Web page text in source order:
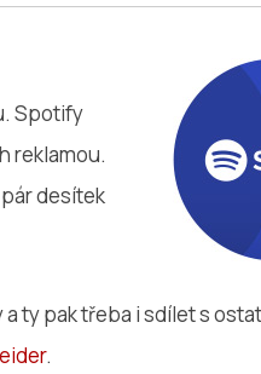
Spotify
reklamou.
desítek
ty pak třeba i sdílet s
.